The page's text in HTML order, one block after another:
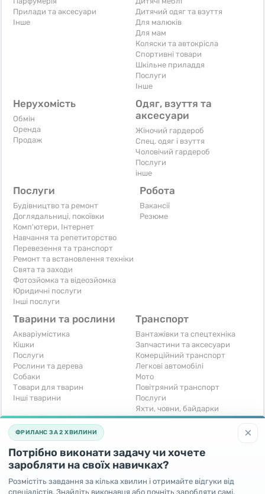
Прилади та аксесуари
Iнше
Дитячий одяг та взуття
Для малюків
Для мам
Коляски та автокрісла
Спортивні товари
Шкільне приладдя
Послуги
Iнше
Нерухомість
Обмін
Оренда
Продаж
Одяг, взуття та
аксесуари
Жіночий гардероб
Спец. одяг і взуття
Чоловічий гардероб
Послуги
інше
Послуги
Будівництво та ремонт
Доглядальниці, покоївки
Комп'ютери, Інтернет
Навчання та репетиторство
Перевезення та транспорт
Ремонт та встановлення техніки
Свята та заходи
Фотозйомка та відеозйомка
Юридичні послуги
Інші послуги
Робота
Вакансії
Резюме
Тварини та рослини
Акваріумістика
Кішки
Послуги
Рослини та дерева
Собаки
Товари для тварин
Інші тварини
Транспорт
Вантажівки та спецтехніка
Запчастини та аксесуари
Комерційний транспорт
Легкові автомобілі
Мото
Повітряний транспорт
Послуги
Яхти, човни, байдарки
Інші транспортні засоби
Хобі та відпочинок
Книги та журнали
Музичні інструменти
Полювання та рибальство
Спорт і відпочинок
Готовий бізнес
Устаткування для бізнесу
Iнше
×
ФРИЛАНС ЗА 2 ХВИЛИНИ
Потрібно виконати задачу чи хочете
заробляти на своїх навичках?
Розмістіть завдання за кілька хвилин і отримайте відгуки від
спеціалістів. Знайдіть виконавця або почніть заробляти самі.